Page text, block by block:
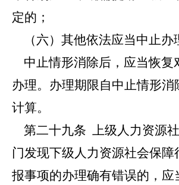
定的；
（六）其他依法应当中止办
中止情形消除后，应当恢复
办理。办理期限自中止情形消
计算。
第二十九条 上级人力资源
门发现下级人力资源社会保障
报事项的办理确有错误的，应